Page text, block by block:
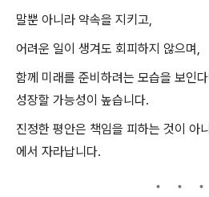
말뿐 아니라 약속을 지키고,
어려운 일이 생겨도 회피하지 않으며,
함께 미래를 준비하려는 모습을 보인
성장할 가능성이 높습니다.
진정한 평안은 책임을 피하는 것이 아
에서 자라납니다.